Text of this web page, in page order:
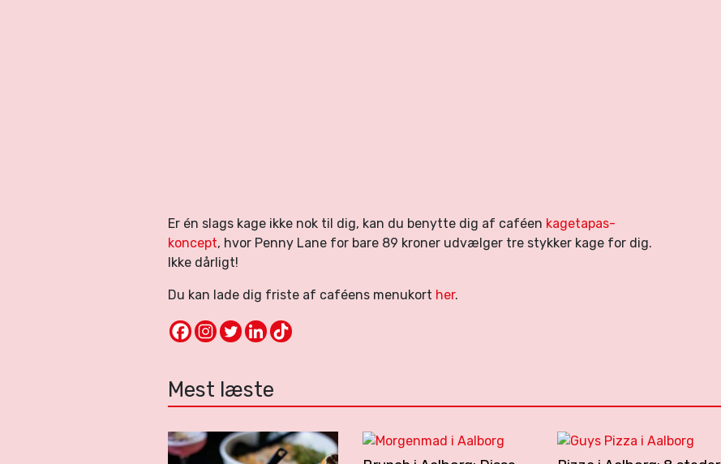
Er én slags kage ikke nok til dig, kan du benytte dig af caféen kagetapas-
koncept, hvor Penny Lane for bare 89 kroner udvælger tre stykker kage for dig.
Ikke dårligt!
Du kan lade dig friste af caféens menukort her.
Mest læste